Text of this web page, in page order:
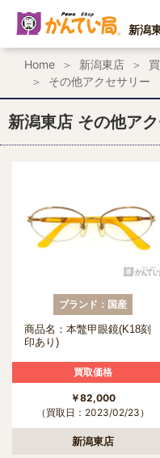
ス
プ
新潟
Home 新潟東店
その他アクセサリー
新潟東店 その他ア
ブランド：国産
商品名：本鼈甲眼鏡(K18刻
印あり)
買取価格
￥82,000
（買取日：2023/02/23）
新潟東店